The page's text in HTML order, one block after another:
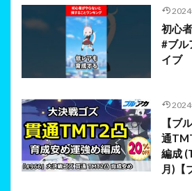
初心
#ブル
イブ
【ブ
通
編成
月)【